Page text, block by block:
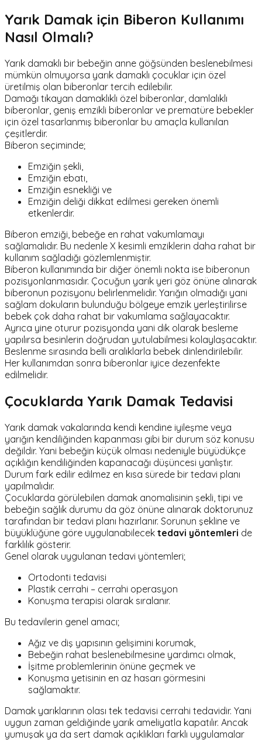
Yarık Damak için Biberon Kullanımı
Nasıl Olmalı?
Yarık damaklı bir bebeğin anne göğsünden beslenebilmesi
mümkün olmuyorsa yarık damaklı çocuklar için özel
üretilmiş olan biberonlar tercih edilebilir.
Damağı tıkayan damaklıklı özel biberonlar, damlalıklı
biberonlar, geniş emzikli biberonlar ve prematüre bebekler
için özel tasarlanmış biberonlar bu amaçla kullanılan
çeşitlerdir.
Biberon seçiminde;
Emziğin şekli,
Emziğin ebatı,
Emziğin esnekliği ve
Emziğin deliği dikkat edilmesi gereken önemli
etkenlerdir.
Biberon emziği, bebeğe en rahat vakumlamayı
sağlamalıdır. Bu nedenle X kesimli emziklerin daha rahat bir
kullanım sağladığı gözlemlenmiştir.
Biberon kullanımında bir diğer önemli nokta ise biberonun
pozisyonlanmasıdır. Çocuğun yarık yeri göz önüne alınarak
biberonun pozisyonu belirlenmelidir. Yarığın olmadığı yani
sağlam dokuların bulunduğu bölgeye emzik yerleştirilirse
bebek çok daha rahat bir vakumlama sağlayacaktır.
Ayrıca yine oturur pozisyonda yani dik olarak besleme
yapılırsa besinlerin doğrudan yutulabilmesi kolaylaşacaktır.
Beslenme sırasında belli aralıklarla bebek dinlendirilebilir.
Her kullanımdan sonra biberonlar iyice dezenfekte
edilmelidir.
Çocuklarda Yarık Damak Tedavisi
Yarık damak vakalarında kendi kendine iyileşme veya
yarığın kendiliğinden kapanması gibi bir durum söz konusu
değildir. Yani bebeğin küçük olması nedeniyle büyüdükçe
açıklığın kendiliğinden kapanacağı düşüncesi yanlıştır.
Durum fark edilir edilmez en kısa sürede bir tedavi planı
yapılmalıdır.
Çocuklarda görülebilen damak anomalisinin şekli, tipi ve
bebeğin sağlık durumu da göz önüne alınarak doktorunuz
tarafından bir tedavi planı hazırlanır. Sorunun şekline ve
büyüklüğüne göre uygulanabilecek tedavi yöntemleri de
farklılık gösterir.
Genel olarak uygulanan tedavi yöntemleri;
Ortodonti tedavisi
Plastik cerrahi – cerrahi operasyon
Konuşma terapisi olarak sıralanır.
Bu tedavilerin genel amacı;
Ağız ve diş yapısının gelişimini korumak,
Bebeğin rahat beslenebilmesine yardımcı olmak,
İşitme problemlerinin önüne geçmek ve
Konuşma yetisinin en az hasarı görmesini
sağlamaktır.
Damak yarıklarının olası tek tedavisi cerrahi tedavidir. Yani
uygun zaman geldiğinde yarık ameliyatla kapatılır. Ancak
yumuşak ya da sert damak açıklıkları farklı uygulamalar